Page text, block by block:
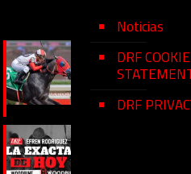
Noticias
DRF
DRF